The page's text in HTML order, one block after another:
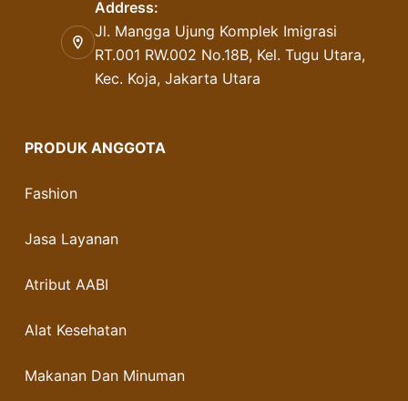
Address:
Jl. Mangga Ujung Komplek Imigrasi
RT.001 RW.002 No.18B, Kel. Tugu Utara,
Kec. Koja, Jakarta Utara
PRODUK ANGGOTA
Fashion
Jasa Layanan
Atribut AABI
Alat Kesehatan
Makanan Dan Minuman